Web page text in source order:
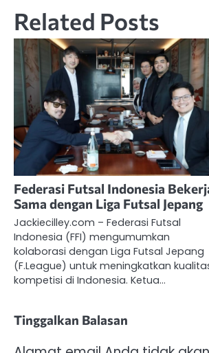
Related Posts
Federasi Futsal Indonesia
Sama dengan Liga Futsal Jepang
Jackiecilley.com – Federasi Futsal
Indonesia (FFI) mengumumkan
kolaborasi dengan Liga Futsal Jepang
(F.League) untuk meningkatkan
kompetisi di Indonesia. Ketua…
Tinggalkan Balasan